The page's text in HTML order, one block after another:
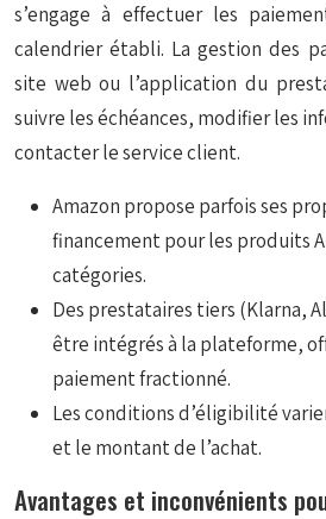
s’engage à effectuer les
calendrier établi. La gestion des
site web ou l’application du
suivre les échéances, modifier les
contacter le service client.
Amazon propose parfois ses
financement pour les produits
catégories.
Des prestataires tiers (Klarna,
être intégrés à la plateforme,
paiement fractionné.
Les conditions d’éligibilité
et le montant de l’achat.
Avantages et inconvénients